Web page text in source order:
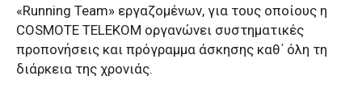
«Running Team» εργαζομένων, για τους οποίους η
COSMOTE TELEKOM οργανώνει συστηματικές
προπονήσεις και πρόγραμμα άσκησης καθ΄ όλη τη
διάρκεια της χρονιάς.